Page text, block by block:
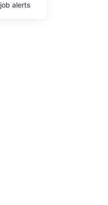
job alerts